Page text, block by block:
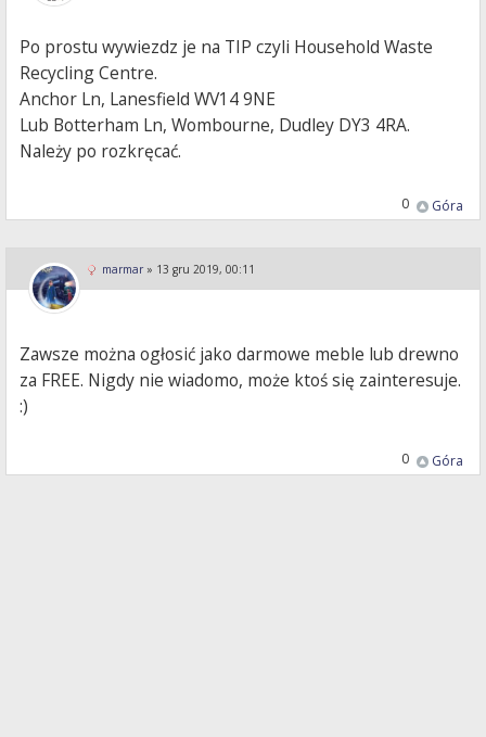
Po prostu wywiezdz je na TIP czyli Household Waste
Recycling Centre.
Anchor Ln, Lanesfield WV14 9NE
Lub Botterham Ln, Wombourne, Dudley DY3 4RA.
Należy po rozkręcać.
Góra
0
marmar» 13 gru 2019, 00:11
Zawsze można ogłosić jako darmowe meble lub drewno
za FREE. Nigdy nie wiadomo, może ktoś się zainteresuje.
:)
Góra
0